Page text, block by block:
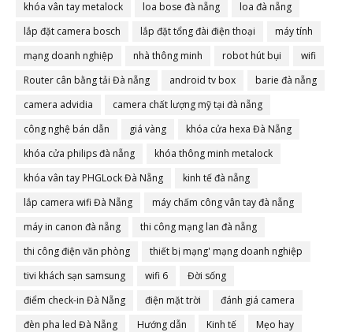
khóa vân tay metalock loa bose đà nẵng
loa đà nẵng
lắp đặt camera bosch
lắp đặt tổng đài điện thoại
máy tính
mạng doanh nghiệp
nhà thông minh robot hút bụi
wifi
Router cân bằng tải Đà nẵng
android tv box
barie đà nẵng
camera advidia
camera chất lượng mỹ tại đà nẵng
công nghệ bán dẫn
giá vàng
khóa cửa hexa Đà Nẵng
khóa cửa philips đà nẵng
khóa thông minh metalock
khóa vân tay PHGLock Đà Nẵng
kinh tế đà nẵng
lắp camera wifi Đà Nẵng
máy chấm công vân tay đà nẵng
máy in canon đà nẵng
thi công mạng lan đà nẵng
thi công điện văn phòng
thiết bị mạng' mạng doanh nghiệp
tivi khách sạn samsung
wifi 6
Đời sống
điểm check-in Đà Nẵng
điện mặt trời
đánh giá camera
đèn pha led Đà Nẵng
Hướng dẫn Kinh tế
Mẹo hay